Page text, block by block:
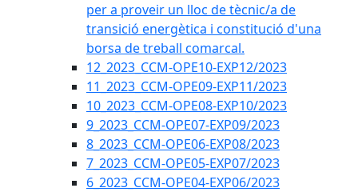
per a proveir un lloc de tècnic/a de
transició energètica i constitució d'una
borsa de treball comarcal.
12_2023_CCM-OPE10-EXP12/2023
11_2023_CCM-OPE09-EXP11/2023
10_2023_CCM-OPE08-EXP10/2023
9_2023_CCM-OPE07-EXP09/2023
8_2023_CCM-OPE06-EXP08/2023
7_2023_CCM-OPE05-EXP07/2023
6_2023_CCM-OPE04-EXP06/2023